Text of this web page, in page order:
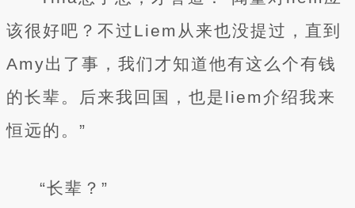
该很好吧？不过Liem从来也没提过，直到
Amy出了事，我们才知道他有这么个有钱
的长辈。后来我回国，也是liem介绍我来
恒远的。”
“长辈？”